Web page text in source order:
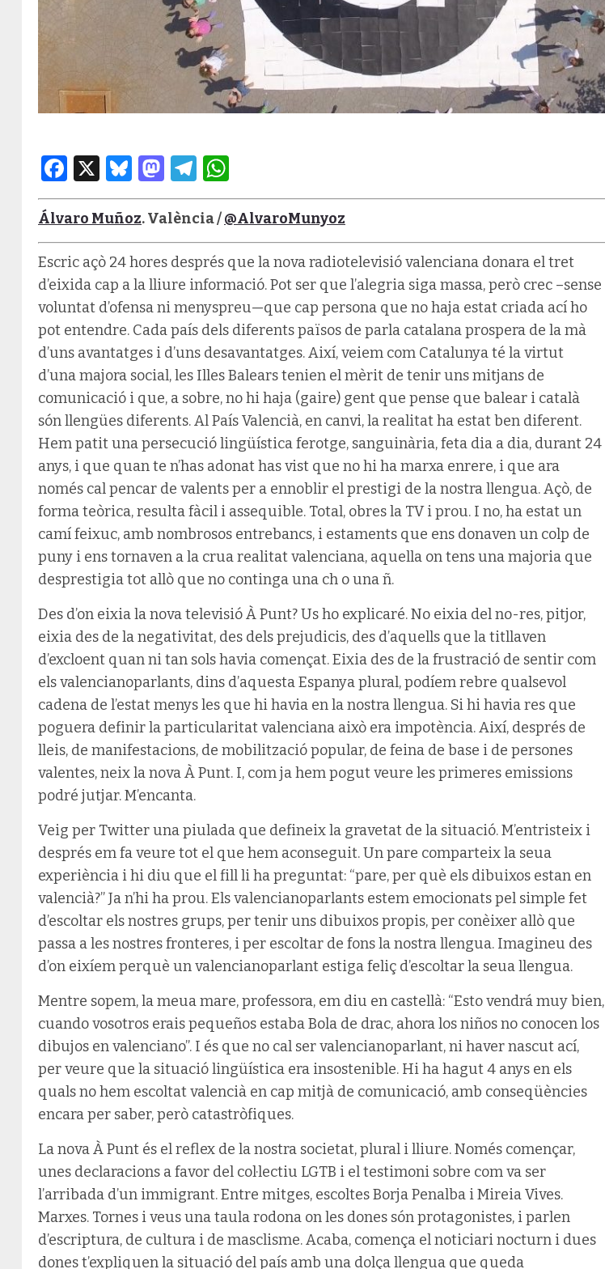
Facebook
X Bluesky
Mastodon
Telegram
Álvaro Muñoz. València /@AlvaroMunyoz
Escric açò 24 hores després que la nova radiotelevisió valenciana donara el tret
d’eixida cap a la lliure informació. Pot ser que l’alegria siga massa, però crec –sense
voluntat d’ofensa ni menyspreu—que cap persona que no haja estat criada ací ho
pot entendre. Cada país dels diferents països de parla catalana prospera de la mà
d’uns avantatges i d’uns desavantatges. Així, veiem com Catalunya té la virtut
d’una majora social, les Illes Balears tenien el mèrit de tenir uns mitjans de
comunicació i que, a sobre, no hi haja (gaire) gent que pense que balear i català
són llengües diferents. Al País Valencià, en canvi, la realitat ha estat ben diferent.
Hem patit una persecució lingüística ferotge, sanguinària, feta dia a dia, durant 24
anys, i que quan te n’has adonat has vist que no hi ha marxa enrere, i que ara
només cal pencar de valents per a ennoblir el prestigi de la nostra llengua. Açò, de
forma teòrica, resulta fàcil i assequible. Total, obres la TV i prou. I no, ha estat un
camí feixuc, amb nombrosos entrebancs, i estaments que ens donaven un colp de
puny i ens tornaven a la crua realitat valenciana, aquella on tens una majoria que
desprestigia tot allò que no continga una ch o una ñ.
Des d’on eixia la nova televisió À Punt? Us ho explicaré. No eixia del no-res, pitjor,
eixia des de la negativitat, des dels prejudicis, des d’aquells que la titllaven
d’excloent quan ni tan sols havia començat. Eixia des de la frustració de sentir com
els valencianoparlants, dins d’aquesta Espanya plural, podíem rebre qualsevol
cadena de l’estat menys les que hi havia en la nostra llengua. Si hi havia res que
poguera definir la particularitat valenciana això era impotència. Així, després de
lleis, de manifestacions, de mobilització popular, de feina de base i de persones
valentes, neix la nova À Punt. I, com ja hem pogut veure les primeres emissions
podré jutjar. M’encanta.
Veig per Twitter una piulada que defineix la gravetat de la situació. M’entristeix i
després em fa veure tot el que hem aconseguit. Un pare comparteix la seua
experiència i hi diu que el fill li ha preguntat: “pare, per què els dibuixos estan en
valencià?” Ja n’hi ha prou. Els valencianoparlants estem emocionats pel simple fet
d’escoltar els nostres grups, per tenir uns dibuixos propis, per conèixer allò que
passa a les nostres fronteres, i per escoltar de fons la nostra llengua. Imagineu des
d’on eixíem perquè un valencianoparlant estiga feliç d’escoltar la seua llengua.
Mentre sopem, la meua mare, professora, em diu en castellà: “Esto vendrá muy bien,
cuando vosotros erais pequeños estaba Bola de drac, ahora los niños no conocen los
dibujos en valenciano”. I és que no cal ser valencianoparlant, ni haver nascut ací,
per veure que la situació lingüística era insostenible. Hi ha hagut 4 anys en els
quals no hem escoltat valencià en cap mitjà de comunicació, amb conseqüències
encara per saber, però catastròfiques.
La nova À Punt és el reflex de la nostra societat, plural i lliure. Només començar,
unes declaracions a favor del col·lectiu LGTB i el testimoni sobre com va ser
l’arribada d’un immigrant. Entre mitges, escoltes Borja Penalba i Mireia Vives.
Marxes. Tornes i veus una taula rodona on les dones són protagonistes, i parlen
d’escriptura, de cultura i de masclisme. Acaba, comença el noticiari nocturn i dues
dones t’expliquen la situació del país amb una dolça llengua que queda